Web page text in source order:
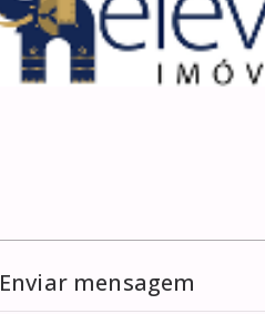
Enviar mensagem